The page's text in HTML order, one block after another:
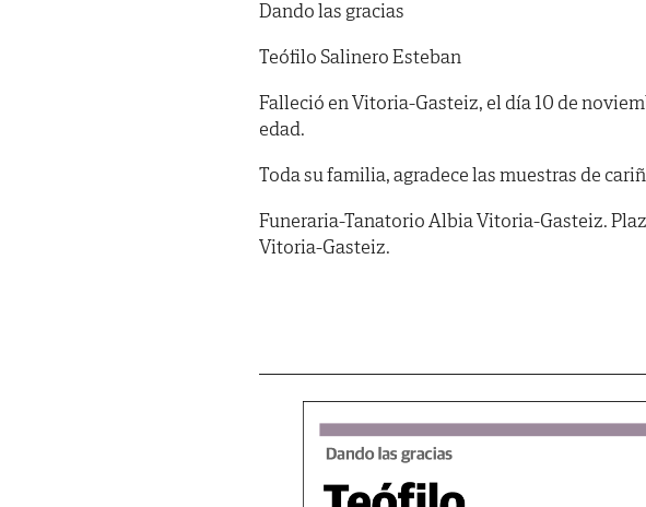
Dando las gracias
Teófilo Salinero Esteban
Falleció en Vitoria-Gasteiz, el día 10 de
edad.
Toda su familia, agradece las muestras de
Funeraria-Tanatorio Albia Vitoria-Gasteiz.
Vitoria-Gasteiz.